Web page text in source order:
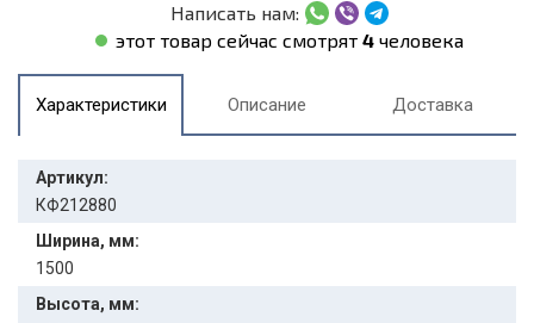
Написать нам:
этот товар сейчас смотрят 4человека
Характеристики Описание Доставка
Артикул:
КФ212880
Ширина, мм:
1500
Высота, мм: